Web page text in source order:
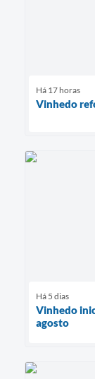
Há 17 horas
Vinhedo
Há 5 dias
Vinhedo
agosto